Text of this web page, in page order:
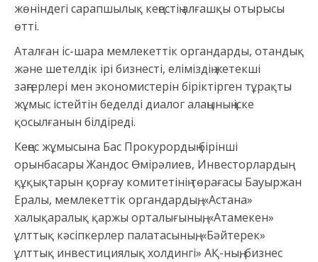
жөніндегі сарапшылық кеңестің алғашқы отырысы
өтті.
Аталған іс-шара мемлекеттік органдарды, отандық
және шетелдік ірі бизнесті, еліміздің жетекші
заңгерлері мен экономистерін біріктірген тұрақты
жұмыс істейтін беделді диалог алаңының іске
қосылғанын білдіреді.
Кеңес жұмысына Бас Прокурордың бірінші
орынбасары Жандос Өмірәлиев, Инвесторлардың
құқықтарын қорғау комитетінің төрағасы Бауыржан
Ералы, мемлекеттік органдардың, «Астана»
халықаралық қаржы орталығының, «Атамекен»
ұлттық кәсіпкерлер палатасының, «Бәйтерек»
ұлттық инвестициялық холдингі» АҚ-ның, бизнес